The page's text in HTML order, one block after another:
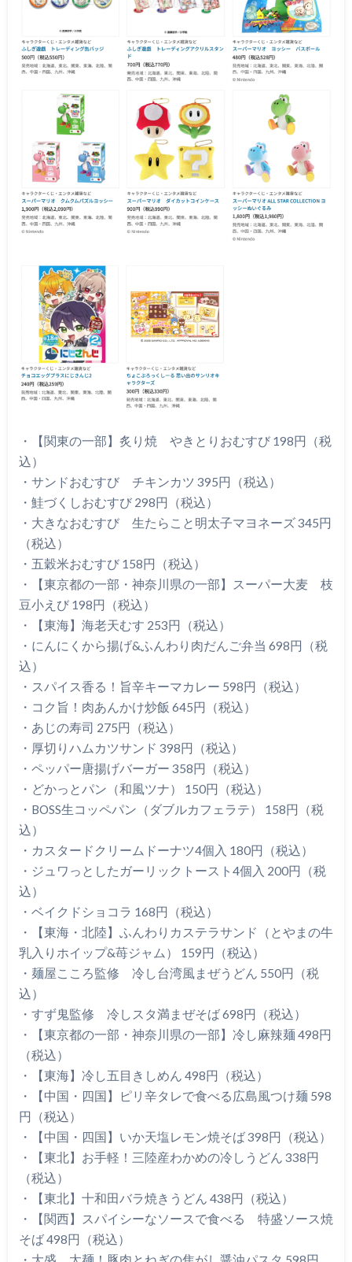
・【関東の一部】炙り焼 やきとりおむすび 198円（税
込）
・サンドおむすび チキンカツ 395円（税込）
・鮭づくしおむすび 298円（税込）
・大きなおむすび 生たらこと明太子マヨネーズ 345円
（税込）
・五穀米おむすび 158円（税込）
・【東京都の一部・神奈川県の一部】スーパー大麦 枝
豆小えび 198円（税込）
・【東海】海老天むす 253円（税込）
・にんにくから揚げ&ふんわり肉だんご弁当 698円（税
込）
・スパイス香る！旨辛キーマカレー 598円（税込）
・コク旨！肉あんかけ炒飯 645円（税込）
・あじの寿司 275円（税込）
・厚切りハムカツサンド 398円（税込）
・ペッパー唐揚げバーガー 358円（税込）
・どかっとパン（和風ツナ） 150円（税込）
・BOSS生コッペパン（ダブルカフェラテ） 158円（税
込）
・カスタードクリームドーナツ4個入 180円（税込）
・ジュワっとしたガーリックトースト4個入 200円（税
込）
・ベイクドショコラ 168円（税込）
・【東海・北陸】ふんわりカステラサンド（とやまの牛
乳入りホイップ&苺ジャム） 159円（税込）
・麺屋こころ監修 冷し台湾風まぜうどん 550円（税
込）
・すず鬼監修 冷しスタ満まぜそば 698円（税込）
・【東京都の一部・神奈川県の一部】冷し麻辣麺 498円
（税込）
・【東海】冷し五目きしめん 498円（税込）
・【中国・四国】ピリ辛タレで食べる広島風つけ麺 598
円（税込）
・【中国・四国】いか天塩レモン焼そば 398円（税込）
・【東北】お手軽！三陸産わかめの冷しうどん 338円
（税込）
・【東北】十和田バラ焼きうどん 438円（税込）
・【関西】スパイシーなソースで食べる 特盛ソース焼
そば 498円（税込）